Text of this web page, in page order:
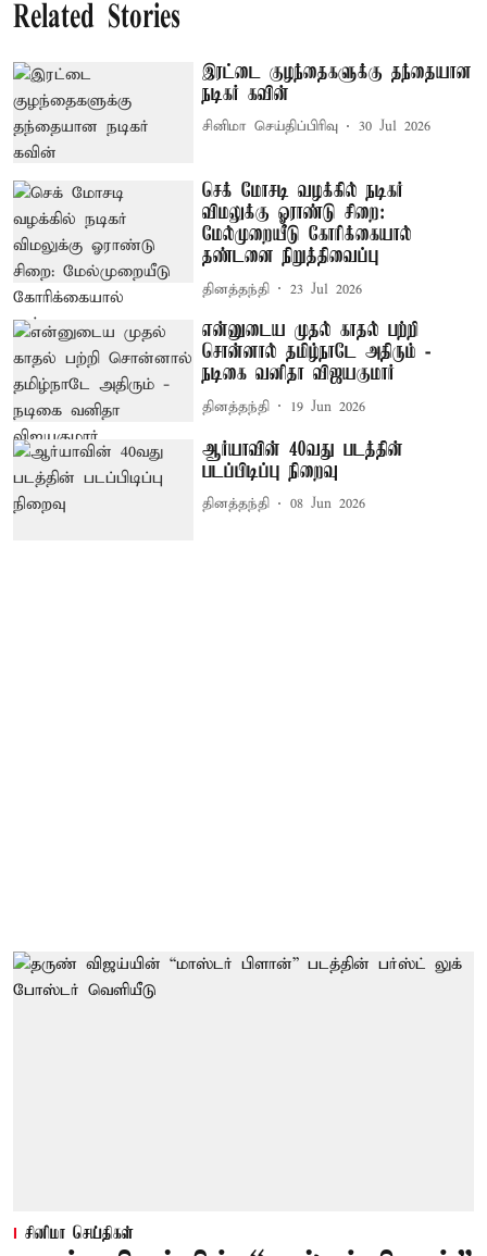
Related Stories
இரட்டை குழந்தைகளுக்கு தந்தையான
நடிகர் கவின்
சினிமா செய்திப்பிரிவு 30 Jul 2026
செக் மோசடி வழக்கில் நடிகர்
விமலுக்கு ஓராண்டு சிறை:
மேல்முறையீடு கோரிக்கையால்
தண்டனை நிறுத்திவைப்பு
தினத்தந்தி 23 Jul 2026
என்னுடைய முதல் காதல் பற்றி
சொன்னால் தமிழ்நாடே அதிரும் -
நடிகை வனிதா விஜயகுமார்
தினத்தந்தி 19 Jun 2026
ஆர்யாவின் 40வது படத்தின்
படப்பிடிப்பு நிறைவு
தினத்தந்தி 08 Jun 2026
சினிமா செய்திகள்